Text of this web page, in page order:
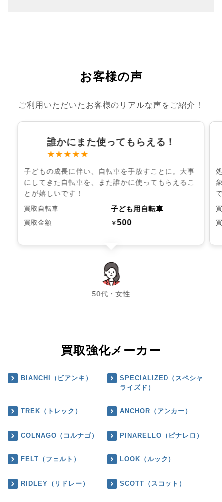
お客様の声
ご利用いただいたお客様のリアルな声をご紹介！
誰かにまた使ってもらえる！
★★★★★
子どもの成長に伴い、自転車を手放すことに。大事
にしてきた自転車を、また誰かに使ってもらえるこ
とが嬉しいです！
買取自転車 子ども用自転車
買取金額 ￥500
50代・女性
chevron_left chevron_right
買取強化メーカー
BIANCHI（ビアンキ）
SPECIALIZED（スペシャ
ライズド）
TREK（トレック） ANCHOR（アンカー）
COLNAGO（コルナゴ） PINARELLO（ピナレロ）
FELT（フェルト） LOOK（ルック）
RIDLEY（リドレー） SCOTT（スコット）